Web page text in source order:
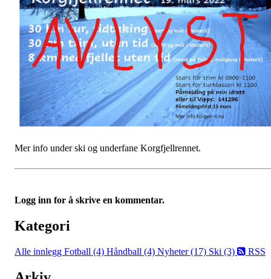
Mer info under ski og underfane Korgfjellrennet.
Logg inn for å skrive en kommentar.
Kategori
Alle innlegg Fotball (4) Håndball (4) Nyheter (17) Ski (3) RSS